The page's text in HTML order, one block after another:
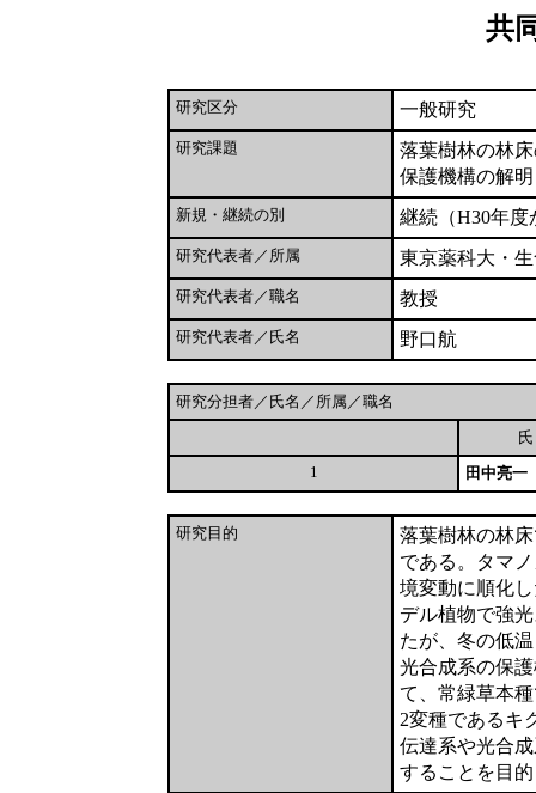
共
研究区分 一般研究
研究課題
落葉樹林の林
保護機構の解明
新規・継続の別 継続（H30年度
研究代表者／所属 東京薬科大・
研究代表者／職名 教授
研究代表者／氏名 野口航
研究分担者／氏名／所属／職名
1
田中亮一
研究目的
落葉樹林の林
である。タマ
境変動に順化
デル植物で強
たが、冬の低
光合成系の保
て、常緑草本
2変種であるキ
伝達系や光合
することを目